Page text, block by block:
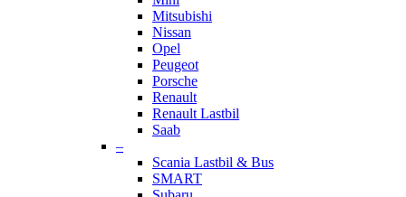
Mitsubishi
Nissan
Opel
Peugeot
Porsche
Renault
Renault Lastbil
Saab
–
Scania Lastbil & Bus
SMART